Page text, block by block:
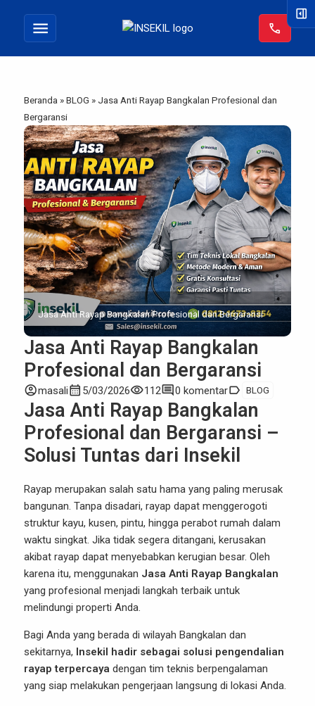
menu call
Beranda »BLOG » Jasa Anti Rayap Bangkalan Profesional dan
Bergaransi
Jasa Anti Rayap Bangkalan Profesional dan Bergaransi
Jasa Anti Rayap Bangkalan
Profesional dan Bergaransi
account_circlemasalicalendar_month 5/03/2026visibility112comment0 komentarlabel BLOG
Jasa Anti Rayap Bangkalan
Profesional dan Bergaransi –
Solusi Tuntas dari Insekil
Rayap merupakan salah satu hama yang paling merusak
bangunan. Tanpa disadari, rayap dapat menggerogoti
struktur kayu, kusen, pintu, hingga perabot rumah dalam
waktu singkat. Jika tidak segera ditangani, kerusakan
akibat rayap dapat menyebabkan kerugian besar. Oleh
karena itu, menggunakan Jasa Anti Rayap Bangkalan
yang profesional menjadi langkah terbaik untuk
melindungi properti Anda.
Bagi Anda yang berada di wilayah Bangkalan dan
sekitarnya, Insekil hadir sebagai solusi pengendalian
rayap terpercaya dengan tim teknis berpengalaman
yang siap melakukan pengerjaan langsung di lokasi Anda.
right_panel_open